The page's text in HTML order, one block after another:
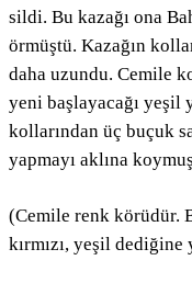
sildi. Bu kazağı ona
örmüştü. Kazağın
daha uzundu. Cemile
yeni başlayacağı yeşil
kollarından üç buçuk
yapmayı aklına
(Cemile renk körüdür.
kırmızı, yeşil